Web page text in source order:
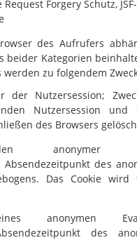
Forgery Schutz,
des Aufrufers
beider Kategorien
zu folgendem
der Nutzersession;
Nutzersession
des Browsers
anonymer
Absendezeitpunkt des
Das Cookie
anonymen
des